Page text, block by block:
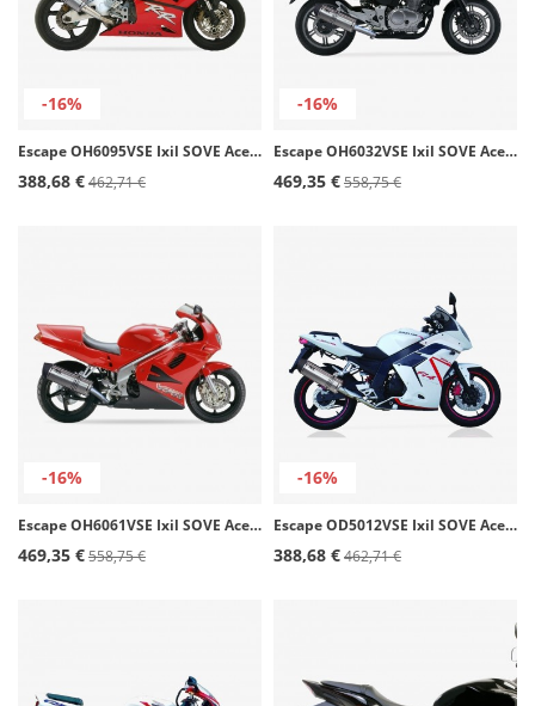
-16%
Escape OH6095VSE Ixil SOVE Acero para Honda CBR 900 RR (00-03)
388,68 €462,71 €
-16%
Escape OH6032VSE Ixil SOVE Acero para Honda CBF 500 (04-11)
469,35 €558,75 €
-16%
Escape OH6061VSE Ixil SOVE Acero para Honda VFR 750 F (94-97)
469,35 €558,75 €
-16%
Escape OD5012VSE Ixil SOVE Acero para Daelim Roadwin 125 / 250 R (07-15)
388,68 €462,71 €